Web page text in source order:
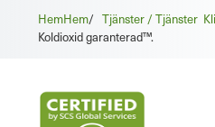
Hem /
Hem Tjänster / Tjänster
Koldioxid garanterad™.